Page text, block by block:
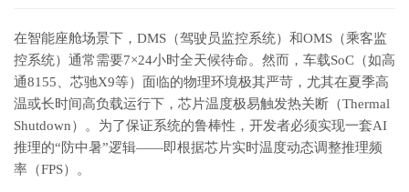
在智能座舱场景下，DMS（驾驶员监控系统）和OMS（乘客监
控系统）通常需要7×24小时全天候待命。然而，车载SoC（如高
通8155、芯驰X9等）面临的物理环境极其严苛，尤其在夏季高
温或长时间高负载运行下，芯片温度极易触发热关断（Thermal
Shutdown）。为了保证系统的鲁棒性，开发者必须实现一套AI
推理的“防中暑”逻辑——即根据芯片实时温度动态调整推理频
率（FPS）。